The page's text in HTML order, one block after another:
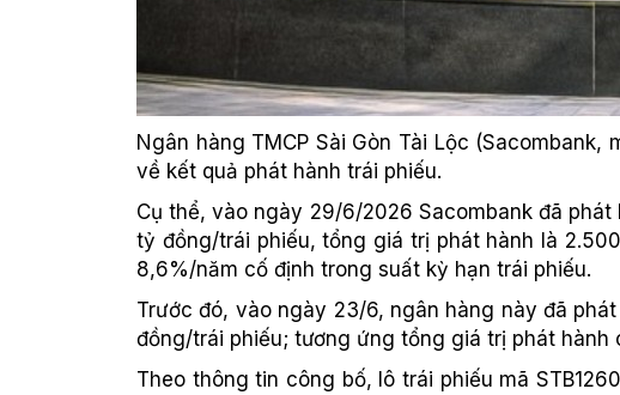
Ngân hàng TMCP Sài Gòn Tài Lộc
về kết quả phát hành trái phiếu.
Cụ thể, vào ngày 29/6/2026 Sacombank đã
tỷ đồng/trái phiếu, tổng giá trị phát hành là
8,6%/năm cố định trong suất kỳ hạn trái phiếu.
Trước đó, vào ngày 23/6, ngân hàng này đã
đồng/trái phiếu; tương ứng tổng giá trị phát
Theo thông tin công bố, lô trái phiếu mã